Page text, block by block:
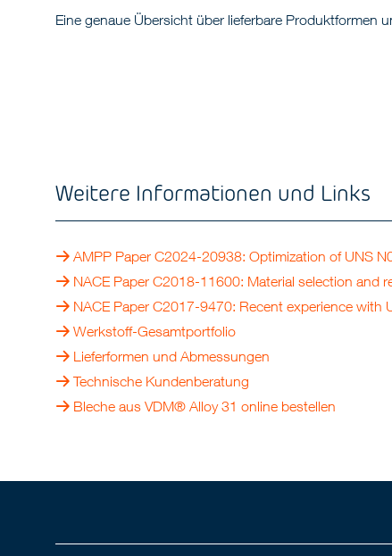
Eine genaue Übersicht über lieferbare Produktformen
Weitere Informationen und Links
AMPP Paper C2024-20938: Optimization of UNS
NACE Paper C2018-11600: Material selection and
NACE Paper C2017-9470: Recent experience with
Werkstoff-Gesamtportfolio
Lieferformen und Abmessungen
Technische Kundenberatung
Bleche aus VDM® Alloy 31 online bestellen